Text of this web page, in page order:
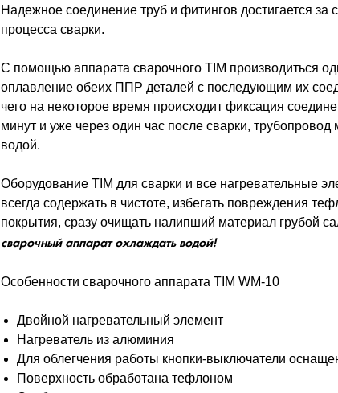
Надежное соединение труб и фитингов достигается за
процесса сварки.
С помощью аппарата сварочного TIM производиться
оплавление обеих ППР деталей с последующим их
чего на некоторое время происходит фиксация
минут и уже через один час после сварки, трубопровод
водой.
Оборудование TIM для сварки и все нагревательные
всегда содержать в чистоте, избегать повреждения
покрытия, сразу очищать налипший материал грубой
сварочный аппарат охлаждать водой!
Особенности сварочного аппарата TIM WM-10
Двойной нагревательный элемент
Нагреватель из алюминия
Для облегчения работы кнопки-выключатели
Поверхность обработана тефлоном